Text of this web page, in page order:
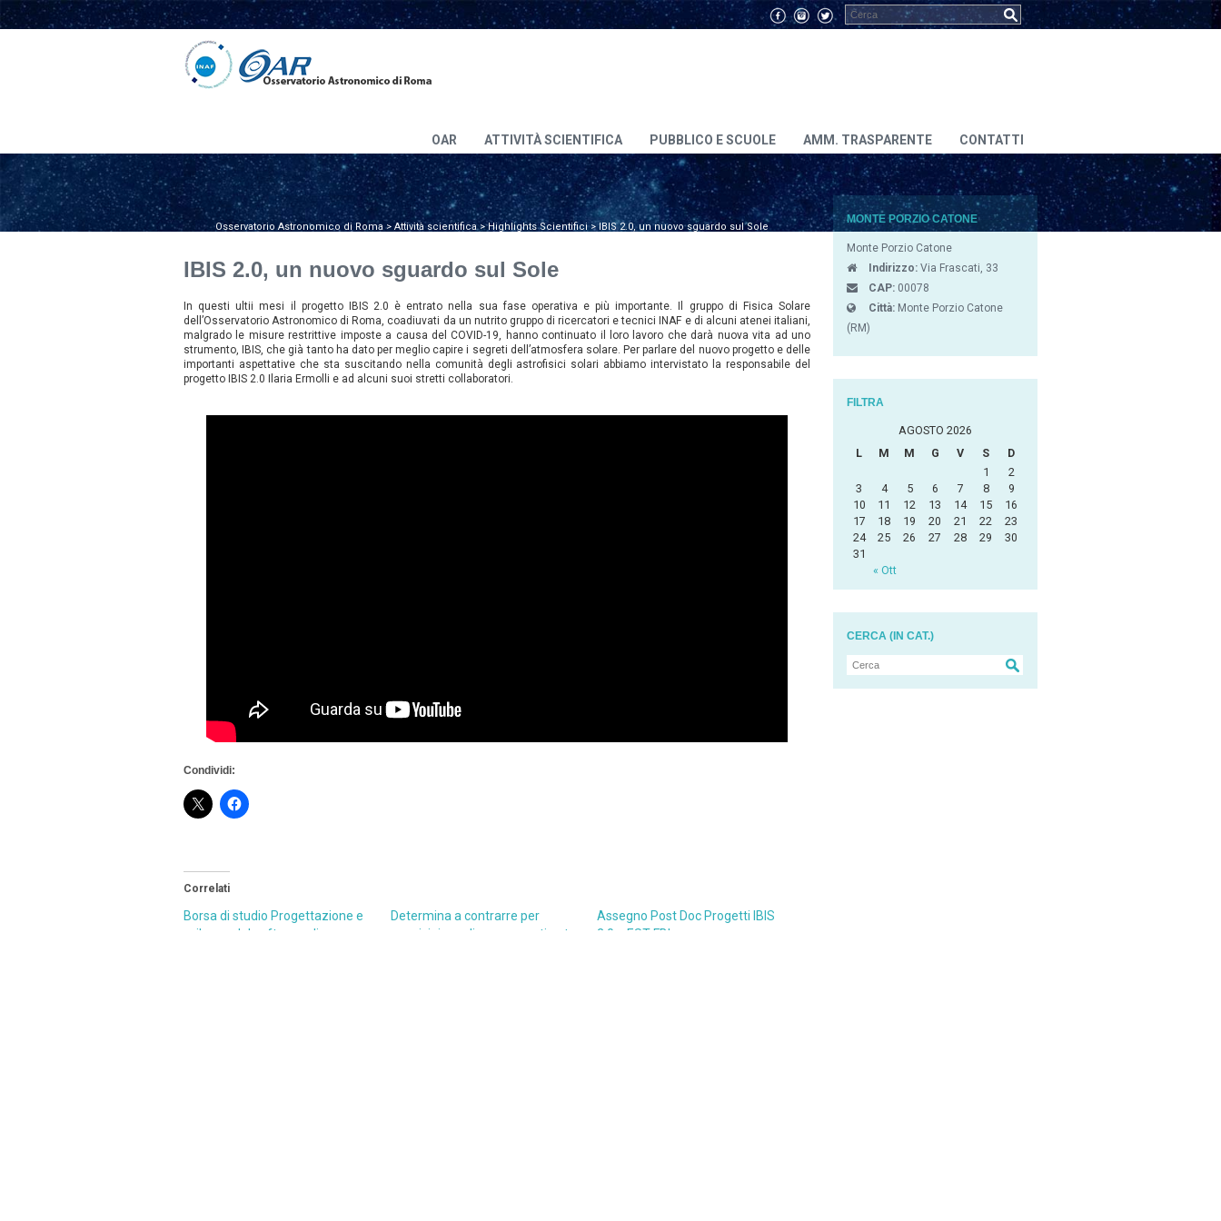
OAR ATTIVITÀ SCIENTIFICA PUBBLICO E SCUOLE AMM. TRASPARENTE CONTATTI
Osservatorio Astronomico di Roma> Attività scientifica>Highlights Scientifici>IBIS 2.0, un nuovo sguardo sul Sole
IBIS 2.0, un nuovo sguardo sul Sole
In questi ultii mesi il progetto IBIS 2.0 è entrato nella sua fase operativa e più importante. Il gruppo di Fisica Solare
dell’Osservatorio Astronomico di Roma, coadiuvati da un nutrito gruppo di ricercatori e tecnici INAF e di alcuni atenei italiani,
malgrado le misure restrittive imposte a causa del COVID-19, hanno continuato il loro lavoro che darà nuova vita ad uno
strumento, IBIS, che già tanto ha dato per meglio capire i segreti dell’atmosfera solare. Per parlare del nuovo progetto e delle
importanti aspettative che sta suscitando nella comunità degli astrofisici solari abbiamo intervistato la responsabile del
progetto IBIS 2.0 Ilaria Ermolli e ad alcuni suoi stretti collaboratori.
Condividi:
Correlati
Borsa di studio Progettazione e
sviluppo del software di
Determina a contrarre per
acquisizione di componenti opto
Assegno Post Doc Progetti IBIS
2.0 e EST-FBI
MONTE PORZIO CATONE
Monte Porzio Catone
Indirizzo: Via Frascati, 33
CAP: 00078
Città: Monte Porzio Catone
(RM)
FILTRA
AGOSTO 2026
L
M M G V S D
« Ott
1
2
3
4 5 6 7 8
9
10
11 12 13 14 15
16
17
18 19 20 21 22
23
24
25 26 27 28 29
30
31
CERCA (IN CAT.)